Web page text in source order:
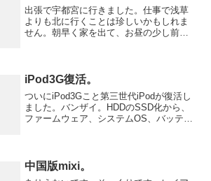
出張で宇都宮に行きました。仕事で浅草
よりも北に行くことは珍しいかもしれま
せん。朝早く家を出て、お昼の少し前に
iPod3G復活。
ついにiPod3Gこと第三世代iPodが復活し
ました。バンザイ。HDDのSSD化から、
ファームウェア、システムOS、バッテリ
ある...
中国版mixi。